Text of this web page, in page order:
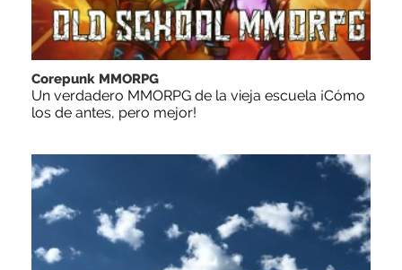
Corepunk MMORPG
Un verdadero MMORPG de la vieja escuela ¡Cómo
los de antes, pero mejor!